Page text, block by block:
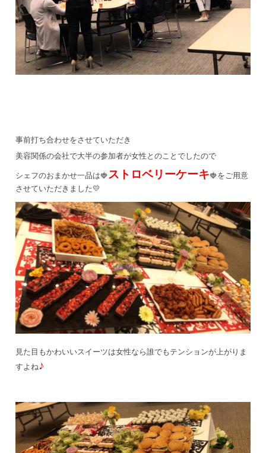
事前打ち合わせをさせていただき
美容関係の会社で大半の参加者が女性とのことでしたので
シェフのおまかせ一品は🍓ストロベリーケーキ🍓をご用意
させていただきました💛
見た目もかわいいスイーツは女性なら誰でもテンションが上がりま
すよね ♪